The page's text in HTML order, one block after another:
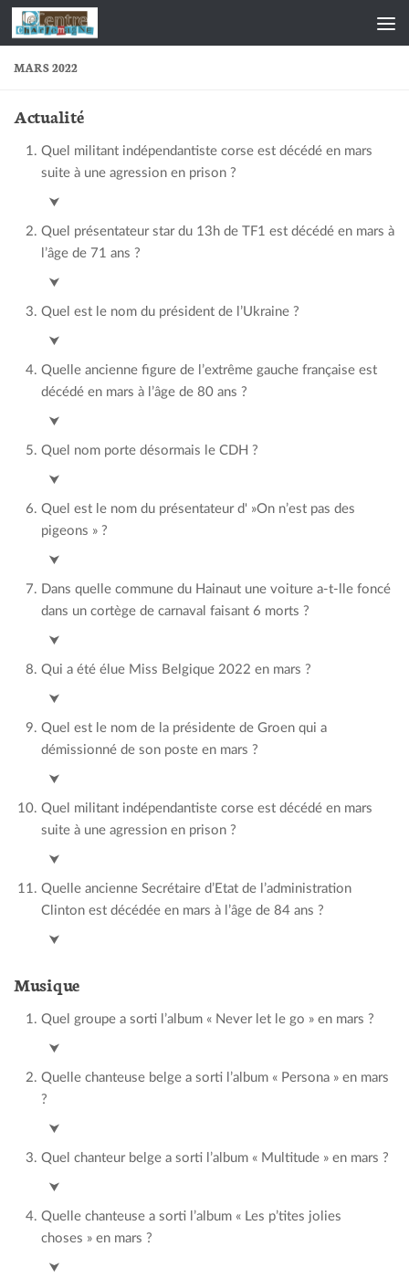
Skip to content
MARS 2022
Actualité
Quel militant indépendantiste corse est décédé en mars
suite à une agression en prison ?
Yvan Colona
⮟
Quel présentateur star du 13h de TF1 est décédé en mars à
l’âge de 71 ans ?
Jean-Pierre Pernaut
⮟
Quel est le nom du président de l’Ukraine ?
Volodymyr Zelensky
⮟
Quelle ancienne figure de l’extrême gauche française est
décédé en mars à l’âge de 80 ans ?
Alain Krivine
⮟
Quel nom porte désormais le CDH ?
Les Engagés
⮟
Quel est le nom du présentateur d' »On n’est pas des
pigeons » ?
Benjamin Maréchal
⮟
Dans quelle commune du Hainaut une voiture a-t-lle foncé
dans un cortège de carnaval faisant 6 morts ?
Stripy-Bracquegnies
⮟
Qui a été élue Miss Belgique 2022 en mars ?
Chayenne Van Aarle
⮟
Quel est le nom de la présidente de Groen qui a
démissionné de son poste en mars ?
Meyren Almaci
⮟
Quel militant indépendantiste corse est décédé en mars
suite à une agression en prison ?
Yvan Colona
⮟
Quelle ancienne Secrétaire d’Etat de l’administration
Clinton est décédée en mars à l’âge de 84 ans ?
Madeleine Albright
⮟
Musique
Quel groupe a sorti l’album « Never let le go » en mars ?
Placebo
⮟
Quelle chanteuse belge a sorti l’album « Persona » en mars
?
Selah Sue
⮟
Quel chanteur belge a sorti l’album « Multitude » en mars ?
Stromae
⮟
Quelle chanteuse a sorti l’album « Les p’tites jolies
choses » en mars ?
Joyce Jonathan
⮟